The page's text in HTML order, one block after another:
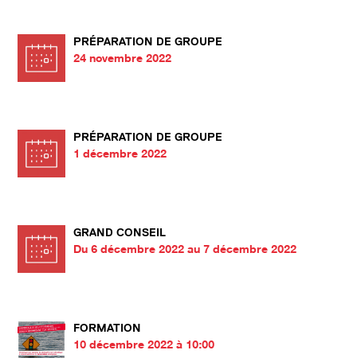
PRÉPARATION DE GROUPE
24 novembre 2022
PRÉPARATION DE GROUPE
1 décembre 2022
GRAND CONSEIL
Du 6 décembre 2022 au 7 décembre 2022
FORMATION
10 décembre 2022 à 10:00